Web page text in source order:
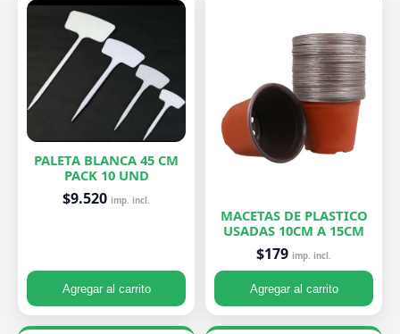
PALETA BLANCA 45 CM
PACK 10 UND
$9.520 imp. incl.
Agregar al carrito
MACETAS DE PLASTICO
USADAS 10CM A 15CM
$179 imp. incl.
Agregar al carrito